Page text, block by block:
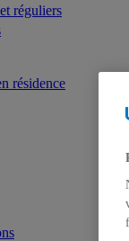
réguliers
résidence